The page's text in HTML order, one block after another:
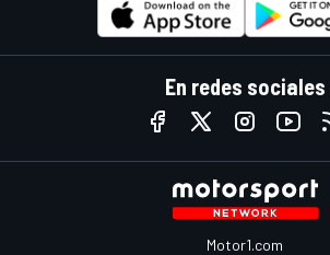
En redes sociales
Motor1.com